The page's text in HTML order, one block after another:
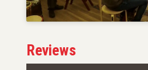
Reviews